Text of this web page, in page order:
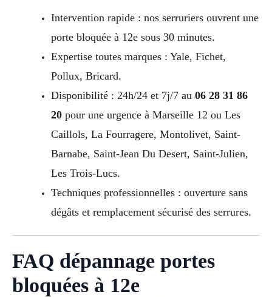
Intervention rapide : nos serruriers ouvrent une
porte bloquée à 12e sous 30 minutes.
Expertise toutes marques : Yale, Fichet,
Pollux, Bricard.
Disponibilité : 24h/24 et 7j/7 au 06 28 31 86
20pour une urgence à Marseille 12 ou Les
Caillols, La Fourragere, Montolivet, Saint-
Barnabe, Saint-Jean Du Desert, Saint-Julien,
Les Trois-Lucs.
Techniques professionnelles : ouverture sans
dégâts et remplacement sécurisé des serrures.
FAQ dépannage portes
bloquées à 12e